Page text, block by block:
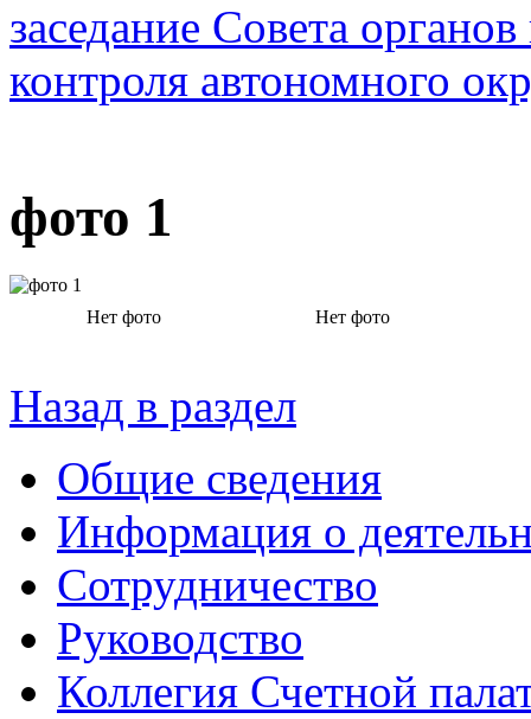
заседание Совета
контроля автономного
фото 1
Нет фото Нет фото
Назад в раздел
Общие сведения
Информация о
Сотрудничество
Руководство
Коллегия Счетной